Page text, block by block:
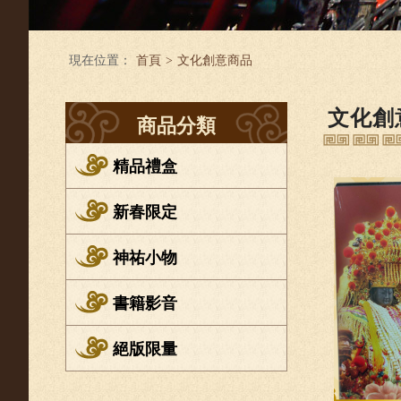
現在位置： 首頁 > 文化創意商品
商品分類
精品禮盒
新春限定
神祐小物
書籍影音
絕版限量
文化創